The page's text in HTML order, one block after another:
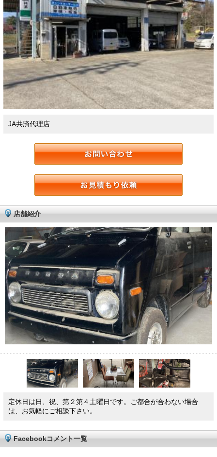
JA共済代理店
店舗紹介
定休日は日、祝、第２第４土曜日です。ご都合が合わない場合
は、お気軽にご相談下さい。
Facebookコメント一覧